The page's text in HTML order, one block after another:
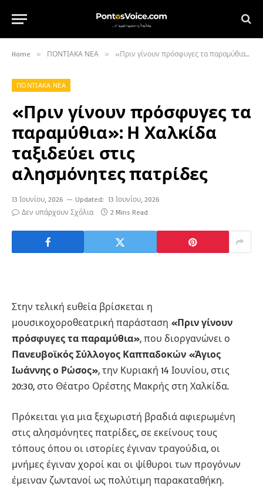
Home » ΠΟΝΤΙΑΚΑ ΝΕΑ » «Πριν γίνουν πρόσφυγες τα παραμύθια»: Η Χαλκίδα ταξιδεύει στις αλησμόνητες πατρίδες
ΠΟΝΤΙΑΚΑ ΝΕΑ
«Πριν γίνουν πρόσφυγες τα
παραμύθια»: Η Χαλκίδα
ταξιδεύει στις
αλησμόνητες πατρίδες
13 Ιουνίου, 2026 Updated: 13 Ιουνίου, 2026
Δεν υπάρχουν Σχόλια
2 Mins Read
Στην τελική ευθεία βρίσκεται η
μουσικοχοροθεατρική παράσταση «Πριν γίνουν
πρόσφυγες τα παραμύθια», που διοργανώνει ο
Πανευβοϊκός Σύλλογος Καππαδοκών «Άγιος
Ιωάννης ο Ρώσος», την Κυριακή 14 Ιουνίου, στις
20:30, στο Θέατρο Ορέστης Μακρής στη Χαλκίδα.
Πρόκειται για μια ξεχωριστή βραδιά αφιερωμένη
στις αλησμόνητες πατρίδες, σε εκείνους τους
τόπους όπου οι ιστορίες έγιναν τραγούδια, οι
μνήμες έγιναν χοροί και οι ψίθυροι των προγόνων
έμειναν ζωντανοί ως πολύτιμη παρακαταθήκη.